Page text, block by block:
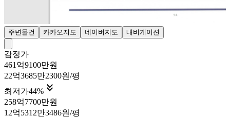
주변물건 카카오지도 네이버지도 내비게이션
감정가
461억9100만원
22억3685만2300원/평
최저가44% 
258억7700만원
12억5312만3486원/평